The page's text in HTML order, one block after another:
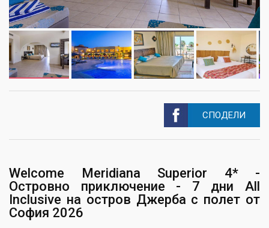
СПОДЕЛИ
Welcome Meridiana Superior 4* -
Островно приключение - 7 дни All
Inclusive на остров Джерба с полет от
София 2026